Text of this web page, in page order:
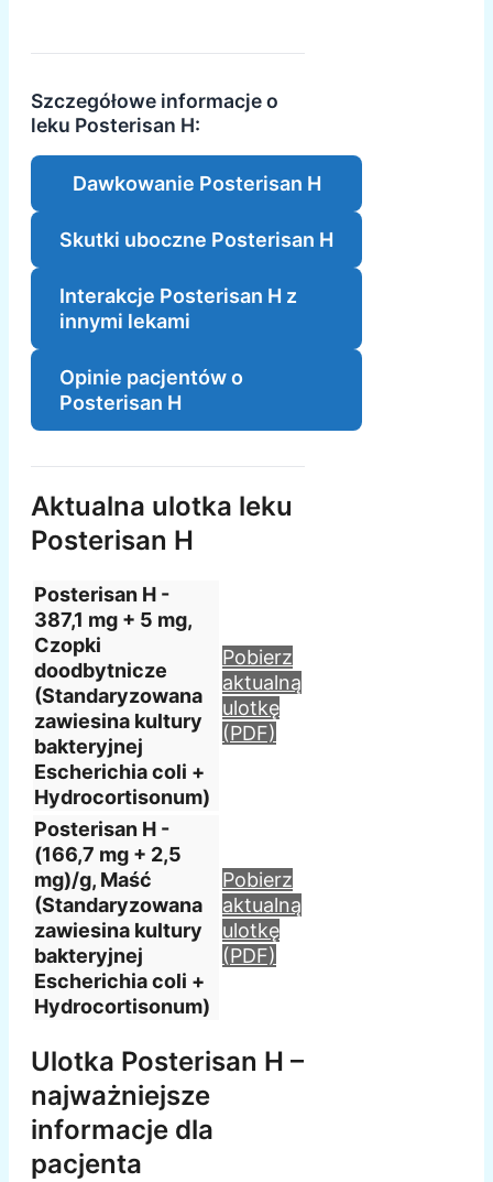
Szczegółowe informacje o
leku Posterisan H:
Dawkowanie Posterisan H
Skutki uboczne Posterisan H
Interakcje Posterisan H z
innymi lekami
Opinie pacjentów o
Posterisan H
Aktualna ulotka leku
Posterisan H
Posterisan H -
387,1 mg + 5 mg,
Czopki
doodbytnicze
(Standaryzowana
zawiesina kultury
bakteryjnej
Escherichia coli +
Hydrocortisonum)
Pobierz
aktualną
ulotkę
(PDF)
Posterisan H -
(166,7 mg + 2,5
mg)/g, Maść
(Standaryzowana
zawiesina kultury
bakteryjnej
Escherichia coli +
Hydrocortisonum)
Pobierz
aktualną
ulotkę
(PDF)
Ulotka Posterisan H –
najważniejsze
informacje dla
pacjenta